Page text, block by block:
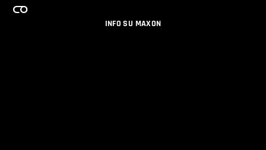
INFO SU MAXON